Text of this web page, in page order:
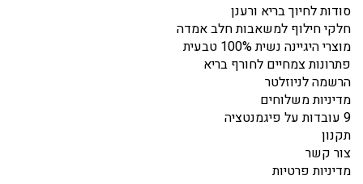
סודות לחיוך בריא ורענן
חלקי חילוף למשאבות חלב אמדה
מוצרי היגיינה נשית 100% טבעית
פתרונות צמחיים לחורף בריא
הרשמה לניוזלטר
מדיניות משלוחים
9 עובדות על פיגמנטציה
תקנון
צור קשר
מדיניות פרטיות